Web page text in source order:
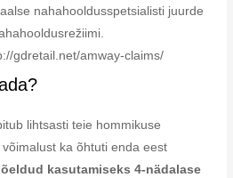
nahahooldusspetsialisti juurde
gdretail.net/amway-claims/
lihtsasti teie hommikuse
ka õhtuti enda eest
kasutamiseks 4-nädalase